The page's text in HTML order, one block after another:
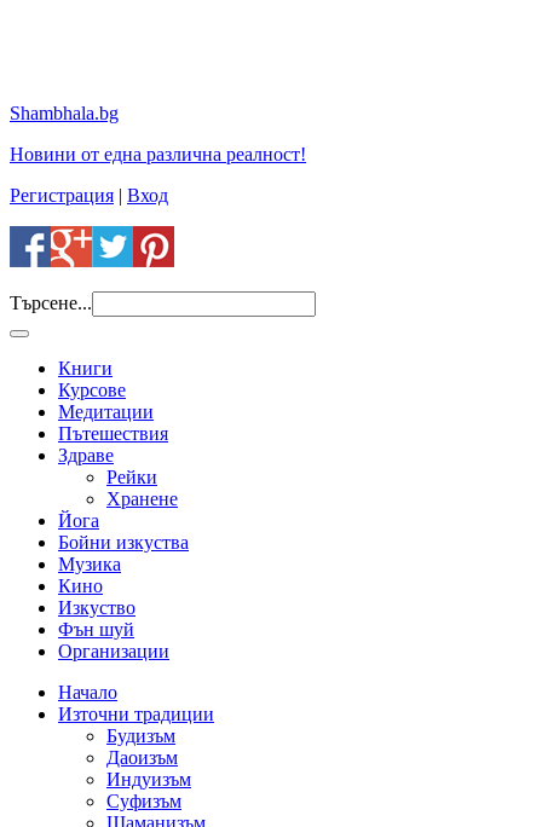
Shambhala.bg
Новини от една различна реалност!
Регистрация | Вход
Търсене...
Книги
Курсове
Медитации
Пътешествия
Здраве
Рейки
Хранене
Йога
Бойни изкуства
Музика
Кино
Изкуство
Фън шуй
Организации
Начало
Източни традиции
Будизъм
Даоизъм
Индуизъм
Суфизъм
Шаманизъм